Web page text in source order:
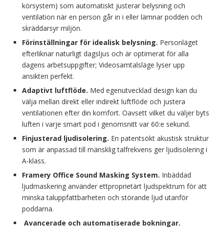
körsystem) som automatiskt justerar belysning och
ventilation när en person går in i eller lämnar podden och
skräddarsyr miljön.
Förinställningar för idealisk belysning. Personläget
efterliknar naturligt dagsljus och är optimerat för alla
dagens arbetsuppgifter; Videosamtalsläge lyser upp
ansikten perfekt.
Adaptivt luftflöde. Med egenutvecklad design kan du
välja mellan direkt eller indirekt luftflöde och justera
ventilationen efter din komfort. Oavsett vilket du väljer byts
luften i varje smart pod i genomsnitt var 60:e sekund.
Finjusterad ljudisolering. En patentsökt akustisk struktur
som är anpassad till mänsklig talfrekvens ger ljudisolering i
A-klass.
Framery Office Sound Masking System. Inbäddad
ljudmaskering använder ettproprietärt ljudspektrum för att
minska taluppfattbarheten och störande ljud utanför
poddarna.
Avancerade och automatiserade bokningar.